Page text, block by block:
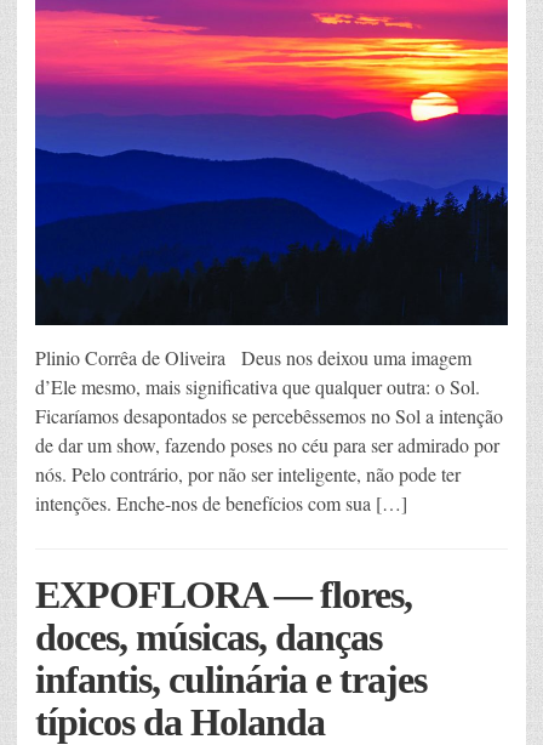
Plinio Corrêa de Oliveira Deus nos deixou uma imagem
d’Ele mesmo, mais significativa que qualquer outra: o Sol.
Ficaríamos desapontados se percebêssemos no Sol a intenção
de dar um show, fazendo poses no céu para ser admirado por
nós. Pelo contrário, por não ser inteligente, não pode ter
intenções. Enche-nos de benefícios com sua […]
EXPOFLORA — flores,
doces, músicas, danças
infantis, culinária e trajes
típicos da Holanda